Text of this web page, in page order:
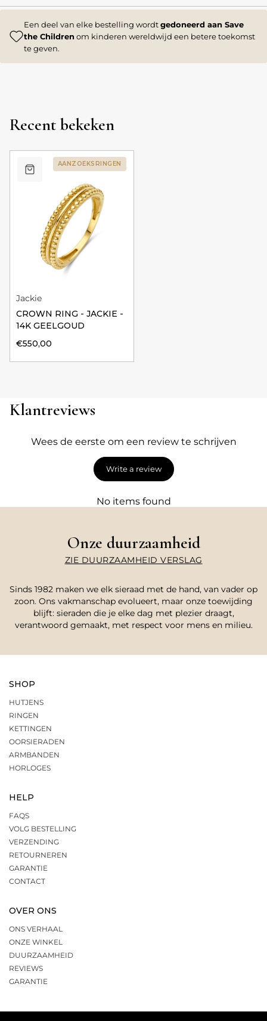
Een deel van elke bestelling wordtgedoneerd aan Save
the Children om kinderen wereldwijd een betere toekomst
te geven.
Recent bekeken
AANZOEKSRINGEN
Jackie
CROWN RING - JACKIE -
14K GEELGOUD
€550,00
Klantreviews
Wees de eerste om een review te schrijven
Write a review
No items found
Onze duurzaamheid
ZIE DUURZAAMHEID VERSLAG
Sinds 1982 maken we elk sieraad met de hand, van vader op
zoon. Ons vakmanschap evolueert, maar onze toewijding
blijft: sieraden die je elke dag met plezier draagt,
verantwoord gemaakt, met respect voor mens en milieu.
SHOP
HUTJENS
RINGEN
KETTINGEN
OORSIERADEN
ARMBANDEN
HORLOGES
HELP
FAQS
VOLG BESTELLING
VERZENDING
RETOURNEREN
GARANTIE
CONTACT
OVER ONS
ONS VERHAAL
ONZE WINKEL
DUURZAAMHEID
REVIEWS
GARANTIE